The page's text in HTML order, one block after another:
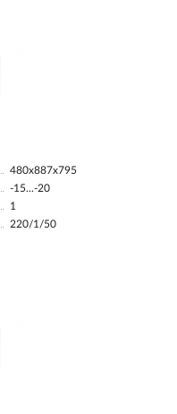
480x887x795
-15...-20
1
220/1/50